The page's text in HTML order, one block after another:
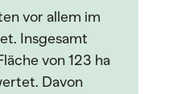
vor allem im
Insgesamt
von 123 ha
Davon